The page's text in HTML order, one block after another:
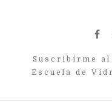
Suscribirme
Escuela de